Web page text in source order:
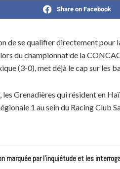
Share on Facebook
de se qualifier directement
du championnat de la
(3-0), met déjà le cap sur les
les Grenadières qui résident en
1 au sein du Racing
marquée par l’inquiétude et les